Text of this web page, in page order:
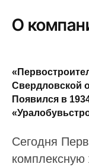
О
Свердловской
Появился в
Сегодня
комплексную